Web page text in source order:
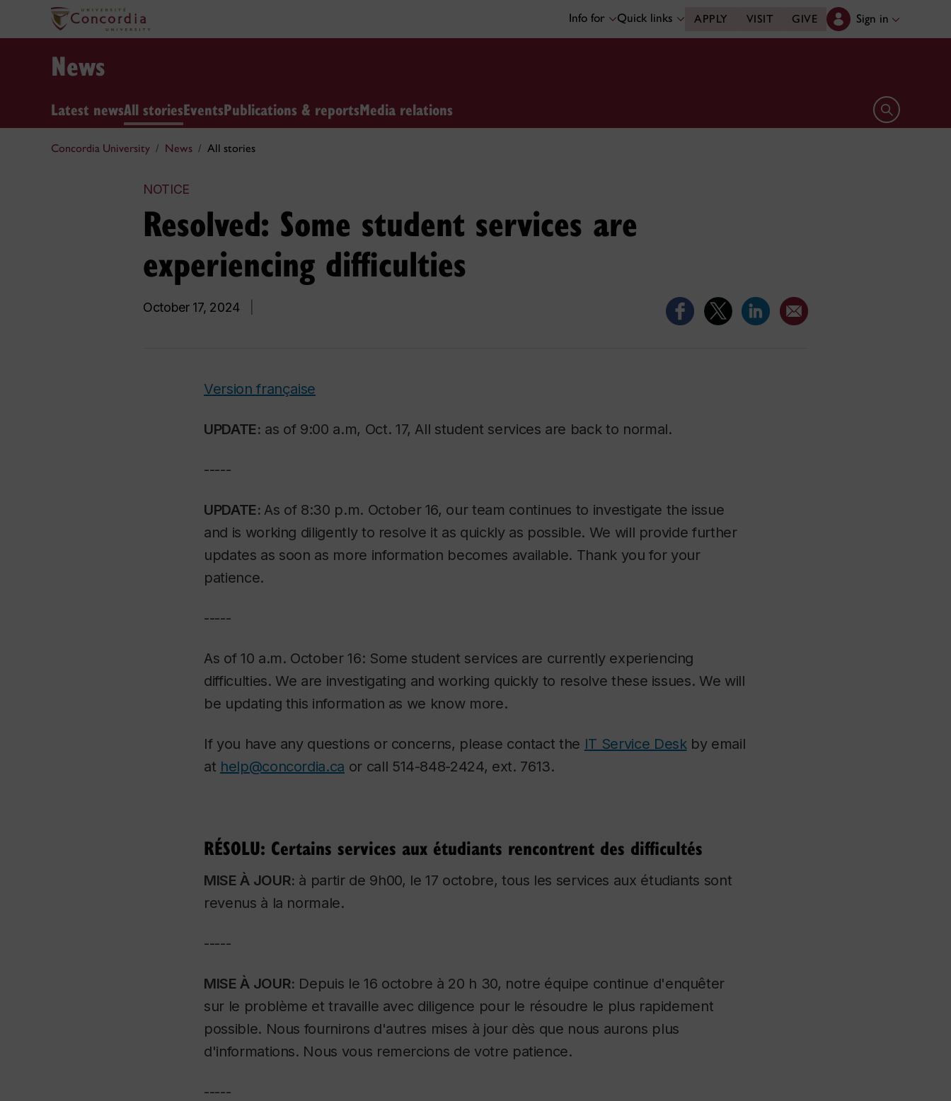
Info for Quick links APPLY VISIT GIVE Sign in
News
Latest newsAll storiesEventsPublications & reportsMedia relations Open search
Concordia University News All stories
NOTICE
Resolved: Some student services are
experiencing difficulties
October 17, 2024
Version française
UPDATE: as of 9:00 a.m, Oct. 17, All student services are back to normal.
-----
UPDATE:As of 8:30 p.m. October 16, our team continues to investigate the issue
and is working diligently to resolve it as quickly as possible. We will provide further
updates as soon as more information becomes available. Thank you for your
patience.
-----
As of 10 a.m. October 16: Some student services are currently experiencing
difficulties. We are investigating and working quickly to resolve these issues. We will
be updating this information as we know more.
If you have any questions or concerns, please contact the IT Service Deskby email
at help@concordia.ca or call 514-848-2424, ext. 7613.
RÉSOLU: Certains services aux étudiants rencontrent des difficultés
MISE À JOUR: à partir de 9h00, le 17 octobre, tous les services aux étudiants sont
revenus à la normale.
-----
MISE À JOUR: Depuis le 16 octobre à 20 h 30, notre équipe continue d'enquêter
sur le problème et travaille avec diligence pour le résoudre le plus rapidement
possible. Nous fournirons d'autres mises à jour dès que nous aurons plus
d'informations. Nous vous remercions de votre patience.
-----